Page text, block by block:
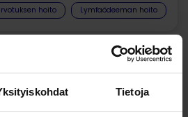
Tietoja
hoito​ Lymfaödeeman hoito
housumansetti
potilaille
hoito​ Lymfaödeeman hoito